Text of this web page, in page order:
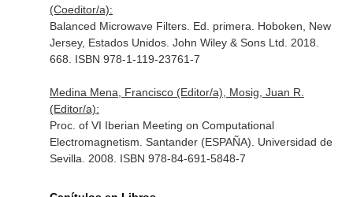
(Coeditor/a):
Balanced Microwave Filters. Ed. primera. Hoboken, New
Jersey, Estados Unidos. John Wiley & Sons Ltd. 2018.
668. ISBN 978-1-119-23761-7
Medina Mena, Francisco (Editor/a), Mosig, Juan R.
(Editor/a):
Proc. of VI Iberian Meeting on Computational
Electromagnetism. Santander (ESPAÑA). Universidad de
Sevilla. 2008. ISBN 978-84-691-5848-7